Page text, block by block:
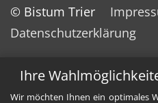
Ihre
Wir möchten Ihnen ein optimales
© Bistum Trier
Datenschutzerklärung